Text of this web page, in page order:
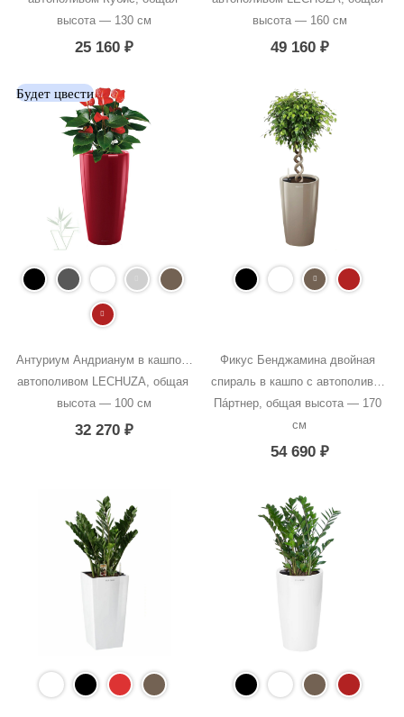
высота — 130 см
25 160₽
высота — 160 см
49 160 ₽
Будет цвести
Антуриум Андрианум в кашпо с
автополивом LECHUZA, общая
высота — 100 см
32 270₽
Фикус Бенджамина двойная
спираль в кашпо с автополивом
Пáртнер, общая высота — 170
см
54 690 ₽